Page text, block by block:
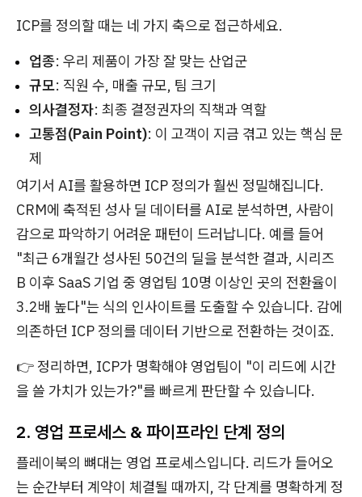
ICP를 정의할 때는 네 가지 축으로 접근하세요.
업종: 우리 제품이 가장 잘 맞는 산업군
규모: 직원 수, 매출 규모, 팀 크기
의사결정자: 최종 결정권자의 직책과 역할
고통점(Pain Point): 이 고객이 지금 겪고 있는 핵심 문
제
여기서 AI를 활용하면 ICP 정의가 훨씬 정밀해집니다.
CRM에 축적된 성사 딜 데이터를 AI로 분석하면, 사람이
감으로 파악하기 어려운 패턴이 드러납니다. 예를 들어
"최근 6개월간 성사된 50건의 딜을 분석한 결과, 시리즈
B 이후 SaaS 기업 중 영업팀 10명 이상인 곳의 전환율이
3.2배 높다"는 식의 인사이트를 도출할 수 있습니다. 감에
의존하던 ICP 정의를 데이터 기반으로 전환하는 것이죠.
👉 정리하면, ICP가 명확해야 영업팀이 "이 리드에 시간
을 쓸 가치가 있는가?"를 빠르게 판단할 수 있습니다.
2. 영업 프로세스 & 파이프라인 단계 정의
플레이북의 뼈대는 영업 프로세스입니다. 리드가 들어오
는 순간부터 계약이 체결될 때까지, 각 단계를 명확하게 정